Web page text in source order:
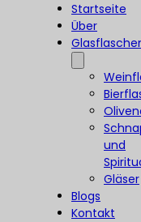
Startseite
Über
und
Gläser
Blogs
Kontakt